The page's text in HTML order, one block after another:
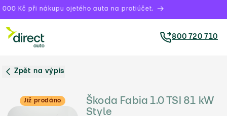
Kč při nákupu ojetého auta na protiúčet.
800 720 710
Zpět na výpis
Již prodáno
Škoda Fabia 1.0 TSI 81 kW
Style